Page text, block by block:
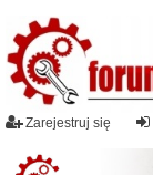
Zarejestruj się